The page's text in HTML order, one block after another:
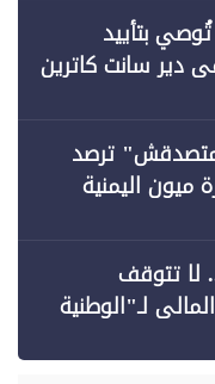
بتأييد
أرض في دير سانت كاترين
ترصد
ميون اليمنية
لا تتوقف
لـ"الوطنية